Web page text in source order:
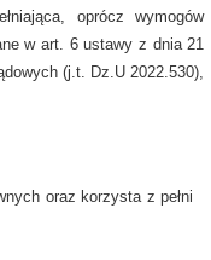
oprócz wymogów
w art. 6 ustawy z dnia 21
(j.t. Dz.U 2022.530),
oraz korzysta z pełni